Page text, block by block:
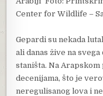
Center for Wildlife –
Gepardi su nekada
ali danas žive na
staništa. Na
decenijama, što je
neregulisanog lova i